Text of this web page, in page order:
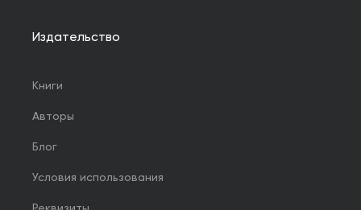
Издательство
Книги
Авторы
Блог
Условия использования